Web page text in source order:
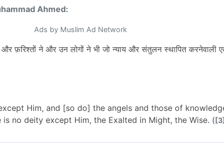
Ahmed:
Ads by Muslim Ad Network
और फ़रिश्तों ने और उन लोगों ने भी जो न्याय और संतुलन स्थापित करनेवाली
Him, and [so do] the angels and those of
no deity except Him, the Exalted in Might, the Wise. (